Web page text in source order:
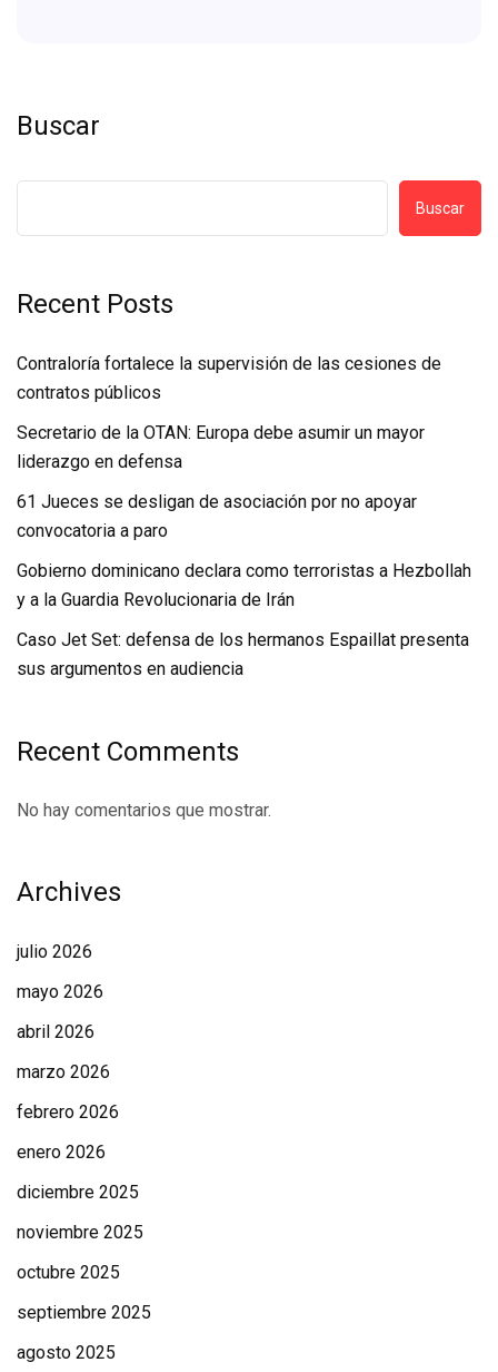
Buscar
Buscar
Recent Posts
Contraloría fortalece la supervisión de las cesiones de
contratos públicos
Secretario de la OTAN: Europa debe asumir un mayor
liderazgo en defensa
61 Jueces se desligan de asociación por no apoyar
convocatoria a paro
Gobierno dominicano declara como terroristas a Hezbollah
y a la Guardia Revolucionaria de Irán
Caso Jet Set: defensa de los hermanos Espaillat presenta
sus argumentos en audiencia
Recent Comments
No hay comentarios que mostrar.
Archives
julio 2026
mayo 2026
abril 2026
marzo 2026
febrero 2026
enero 2026
diciembre 2025
noviembre 2025
octubre 2025
septiembre 2025
agosto 2025